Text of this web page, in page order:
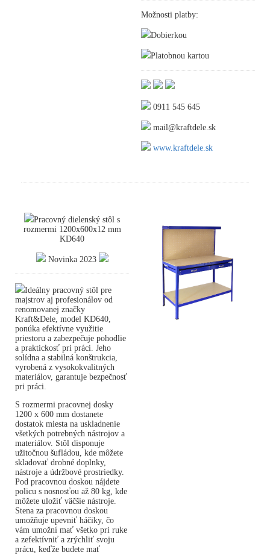
Možnosti platby:
Dobierkou
Platobnou kartou
0911 545 645
mail@kraftdele.sk
www.kraftdele.sk
Pracovný dielenský stôl s
rozmermi 1200x600x12 mm
KD640
Novinka 2023
Ideálny pracovný stôl pre
majstrov aj profesionálov od
renomovanej značky
Kraft&Dele, model KD640,
ponúka efektívne využitie
priestoru a zabezpečuje pohodlie
a praktickosť pri práci. Jeho
solídna a stabilná konštrukcia,
vyrobená z vysokokvalitných
materiálov, garantuje bezpečnosť
pri práci.
S rozmermi pracovnej dosky
1200 x 600 mm dostanete
dostatok miesta na uskladnenie
všetkých potrebných nástrojov a
materiálov. Stôl disponuje
užitočnou šufládou, kde môžete
skladovať drobné doplnky,
nástroje a údržbové prostriedky.
Pod pracovnou doskou nájdete
policu s nosnosťou až 80 kg, kde
môžete uložiť väčšie nástroje.
Stena za pracovnou doskou
umožňuje upevniť háčiky, čo
vám umožní mať všetko pri ruke
a zefektívniť a zrýchliť svoju
prácu, keďže budete mať